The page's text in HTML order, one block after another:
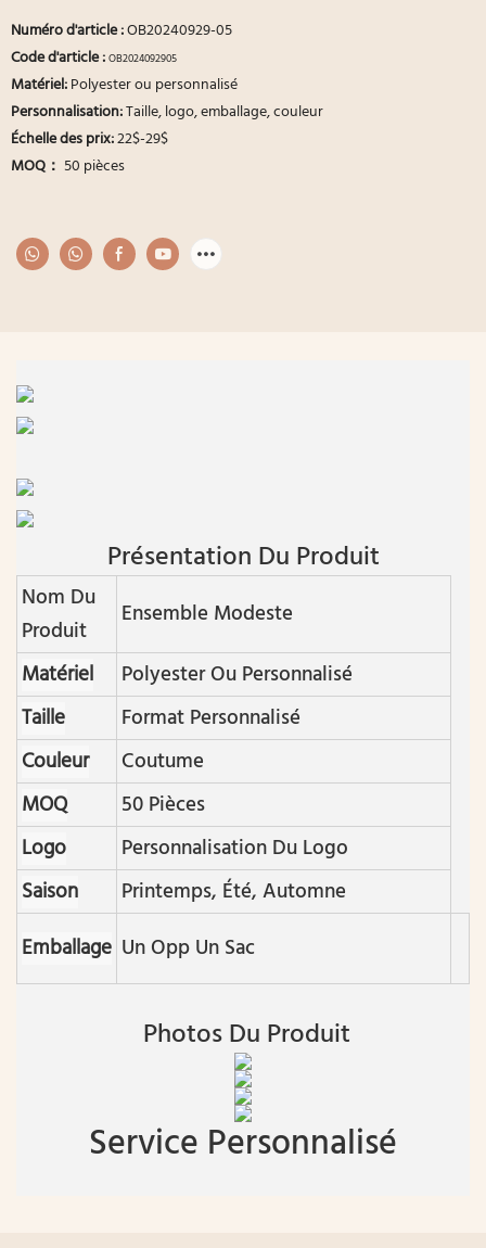
Numéro d'article:OB20240929-05
Code d'article :OB2024092905
Matériel:Polyester ou personnalisé
Personnalisation:Taille, logo, emballage, couleur
Échelle des prix:22$-29$
MOQ： 50 pièces
Présentation Du Produit
Nom Du
Produit
Ensemble Modeste
Matériel
Polyester Ou Personnalisé
Taille
Format Personnalisé
Couleur
Coutume
MOQ
50 Pièces
Logo
Personnalisation Du Logo
Saison
Printemps, Été, Automne
Emballage Un Opp Un Sac
Photos Du Produit
Service Personnalisé